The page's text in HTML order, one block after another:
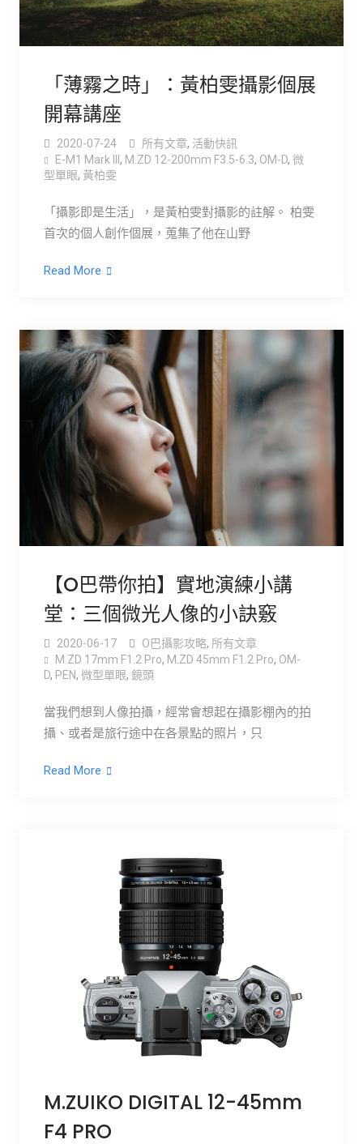
「薄霧之時」：黃柏雯攝影個展
開幕講座
2020-07-24 所有文章, 活動快訊
E-M1 Mark III , M.ZD 12-200mm F3.5-6.3, OM-D, 微
型單眼, 黃柏雯
「攝影即是生活」，是黃柏雯對攝影的註解。 柏雯
首次的個人創作個展，蒐集了他在山野
Read More
【O巴帶你拍】實地演練小講
堂：三個微光人像的小訣竅
2020-06-17 O巴攝影攻略, 所有文章
M.ZD 17mm F1.2 Pro, M.ZD 45mm F1.2 Pro, OM-
D, PEN, 微型單眼, 鏡頭
當我們想到人像拍攝，經常會想起在攝影棚內的拍
攝、或者是旅行途中在各景點的照片，只
Read More
M.ZUIKO DIGITAL 12-45mm
F4 PRO